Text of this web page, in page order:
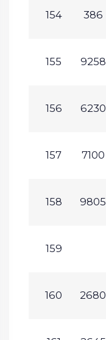
154 386
155 9258
156 6230
157 7100
158 9805
159
160 2680